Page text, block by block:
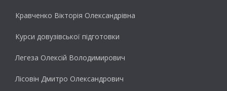
Кравченко Вікторія Олександрівна
Курси довузівської підготовки
Легеза Олексій Володимирович
Лісовін Дмитро Олександрович